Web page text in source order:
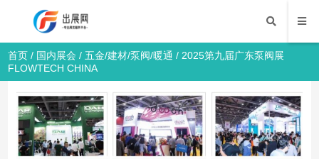
首页 / 国内展会 /五金/建材/泵阀/暖通 / 2025第九届广东泵阀展
FLOWTECH CHINA